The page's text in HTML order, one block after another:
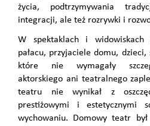
życia, podtrzymywania
integracji, ale też rozrywki i
W spektaklach i widowiskach
pałacu, przyjaciele domu, dzieci,
które nie wymagały
aktorskiego ani teatralnego
teatru nie wynikał z
prestiżowymi i estetycznymi
wychowaniu. Domowy teatr był